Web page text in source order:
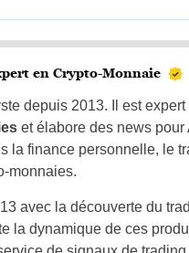
en Crypto-Monnaie
depuis 2013. Il est
et élabore des news
la finance personnelle, le
monnaies.
avec la découverte du
la dynamique de ces